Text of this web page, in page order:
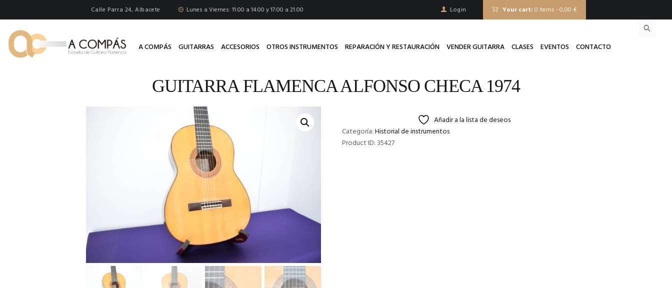
Calle Parra 24, Albacete Lunes a Viernes: 11:00 a 14:00 y 17:00 a 21:00 Login Your cart: 0 Items -0,00 €
A COMPÁS GUITARRAS ACCESORIOS OTROS INSTRUMENTOS REPARACIÓN Y RESTAURACIÓN VENDER GUITARRA CLASES EVENTOS CONTACTO
GUITARRA FLAMENCA ALFONSO CHECA 1974
Añadir a la lista de deseos
Categoría:Historial de instrumentos
Product ID: 35427